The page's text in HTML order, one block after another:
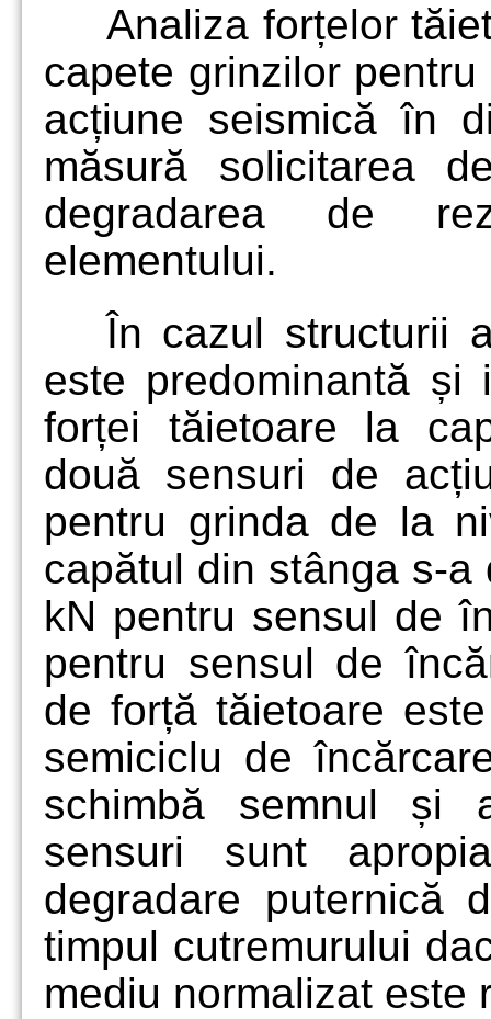
Analiza forțelor
capete grinzilor
acțiune seismică în
măsură solicitarea
degradarea de
elementului.
În cazul structurii
este predominantă și
forței tăietoare la
două sensuri de
pentru grinda de la
capătul din stânga s-
kN pentru sensul de
pentru sensul de
de forță tăietoare
semiciclu de
schimbă semnul și
sensuri sunt
degradare puternică
timpul cutremurului
mediu normalizat este